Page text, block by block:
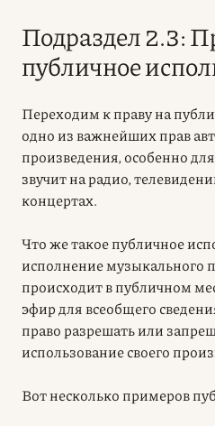
Подраздел 2.3:
публичное
Переходим кправу на
одно из важнейших прав
произведения, особенно
звучит на радио,
концертах.
Что же такоепубличное
исполнение музыкального
происходит в публичном
эфир для всеобщего
право разрешать или
использование своего
Вот несколько примеров